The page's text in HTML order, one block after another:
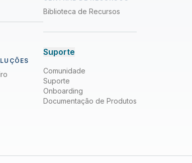
Biblioteca de Recursos
Suporte
Comunidade
Suporte
Onboarding
Documentação de Produtos